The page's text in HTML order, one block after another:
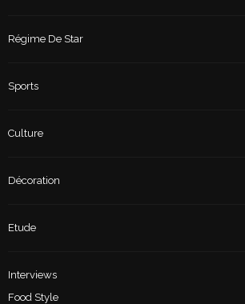
Régime De Star
Sports
Culture
Décoration
Etude
Interviews
Food Style